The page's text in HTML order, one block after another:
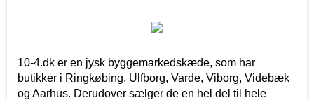
10-4.dk er en jysk byggemarkedskæde, som har
butikker i Ringkøbing, Ulfborg, Varde, Viborg, Videbæk
og Aarhus. Derudover sælger de en hel del til hele